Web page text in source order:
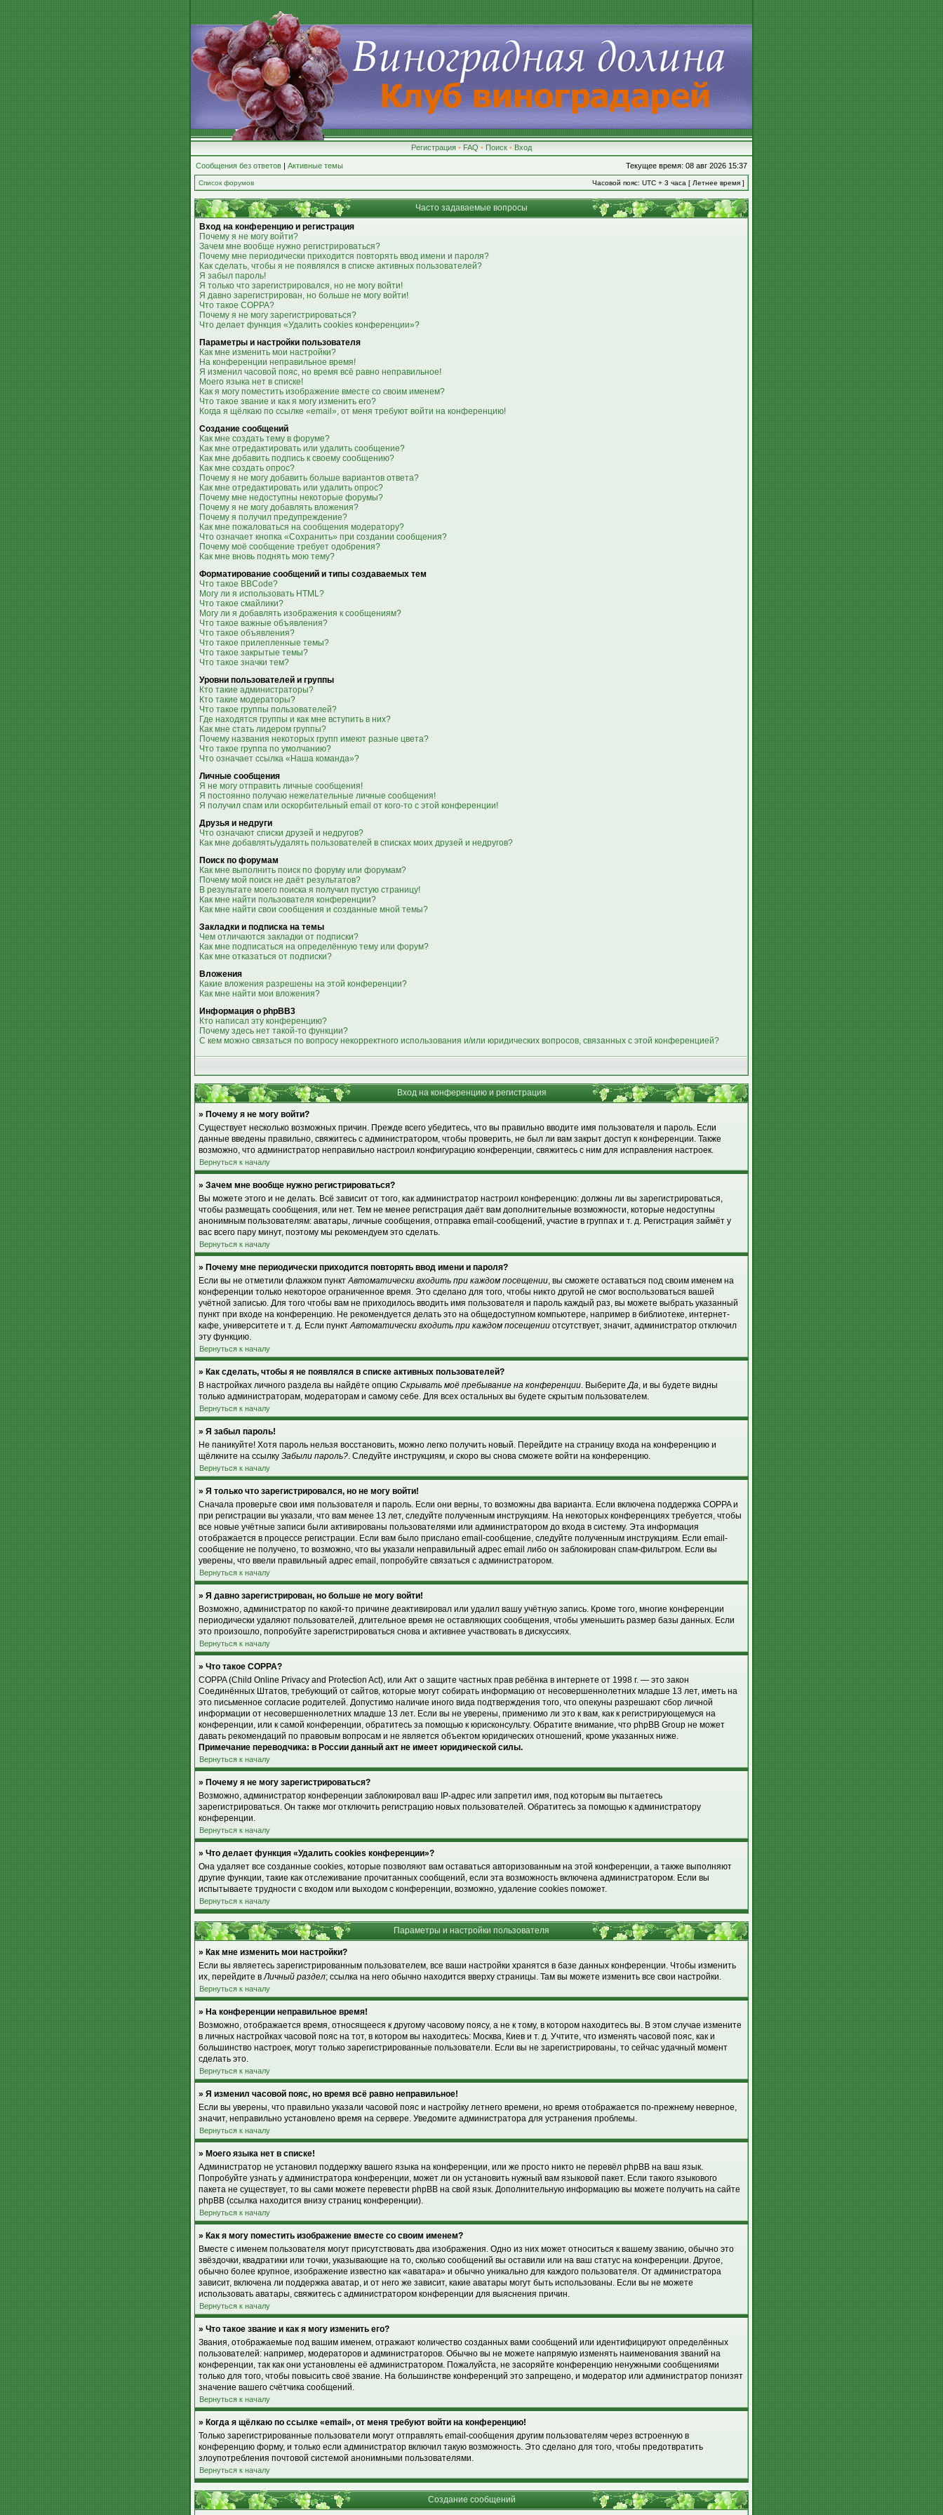
Регистрация • FAQ • Поиск • Вход
Сообщения без ответов | Активные темы Текущее время: 08 авг 2026 15:37
Список форумов Часовой пояс: UTC + 3 часа [ Летнее время ]
Часто задаваемые вопросы
Вход на конференцию и регистрация
Почему я не могу войти?
Зачем мне вообще нужно регистрироваться?
Почему мне периодически приходится повторять ввод имени и пароля?
Как сделать, чтобы я не появлялся в списке активных пользователей?
Я забыл пароль!
Я только что зарегистрировался, но не могу войти!
Я давно зарегистрирован, но больше не могу войти!
Что такое COPPA?
Почему я не могу зарегистрироваться?
Что делает функция «Удалить cookies конференции»?
Параметры и настройки пользователя
Как мне изменить мои настройки?
На конференции неправильное время!
Я изменил часовой пояс, но время всё равно неправильное!
Моего языка нет в списке!
Как я могу поместить изображение вместе со своим именем?
Что такое звание и как я могу изменить его?
Когда я щёлкаю по ссылке «email», от меня требуют войти на конференцию!
Создание сообщений
Как мне создать тему в форуме?
Как мне отредактировать или удалить сообщение?
Как мне добавить подпись к своему сообщению?
Как мне создать опрос?
Почему я не могу добавить больше вариантов ответа?
Как мне отредактировать или удалить опрос?
Почему мне недоступны некоторые форумы?
Почему я не могу добавлять вложения?
Почему я получил предупреждение?
Как мне пожаловаться на сообщения модератору?
Что означает кнопка «Сохранить» при создании сообщения?
Почему моё сообщение требует одобрения?
Как мне вновь поднять мою тему?
Форматирование сообщений и типы создаваемых тем
Что такое BBCode?
Могу ли я использовать HTML?
Что такое смайлики?
Могу ли я добавлять изображения к сообщениям?
Что такое важные объявления?
Что такое объявления?
Что такое прилепленные темы?
Что такое закрытые темы?
Что такое значки тем?
Уровни пользователей и группы
Кто такие администраторы?
Кто такие модераторы?
Что такое группы пользователей?
Где находятся группы и как мне вступить в них?
Как мне стать лидером группы?
Почему названия некоторых групп имеют разные цвета?
Что такое группа по умолчанию?
Что означает ссылка «Наша команда»?
Личные сообщения
Я не могу отправить личные сообщения!
Я постоянно получаю нежелательные личные сообщения!
Я получил спам или оскорбительный email от кого-то с этой конференции!
Друзья и недруги
Что означают списки друзей и недругов?
Как мне добавлять/удалять пользователей в списках моих друзей и недругов?
Поиск по форумам
Как мне выполнить поиск по форуму или форумам?
Почему мой поиск не даёт результатов?
В результате моего поиска я получил пустую страницу!
Как мне найти пользователя конференции?
Как мне найти свои сообщения и созданные мной темы?
Закладки и подписка на темы
Чем отличаются закладки от подписки?
Как мне подписаться на определённую тему или форум?
Как мне отказаться от подписки?
Вложения
Какие вложения разрешены на этой конференции?
Как мне найти мои вложения?
Информация о phpBB3
Кто написал эту конференцию?
Почему здесь нет такой-то функции?
С кем можно связаться по вопросу некорректного использования и/или юридических вопросов, связанных с этой конференцией?
Вход на конференцию и регистрация
» Почему я не могу войти?
Существует несколько возможных причин. Прежде всего убедитесь, что вы правильно вводите имя пользователя и пароль. Если
данные введены правильно, свяжитесь с администратором, чтобы проверить, не был ли вам закрыт доступ к конференции. Также
возможно, что администратор неправильно настроил конфигурацию конференции, свяжитесь с ним для исправления настроек.
Вернуться к началу
» Зачем мне вообще нужно регистрироваться?
Вы можете этого и не делать. Всё зависит от того, как администратор настроил конференцию: должны ли вы зарегистрироваться,
чтобы размещать сообщения, или нет. Тем не менее регистрация даёт вам дополнительные возможности, которые недоступны
анонимным пользователям: аватары, личные сообщения, отправка email-сообщений, участие в группах и т. д. Регистрация займёт у
вас всего пару минут, поэтому мы рекомендуем это сделать.
Вернуться к началу
» Почему мне периодически приходится повторять ввод имени и пароля?
Если вы не отметили флажком пунктАвтоматически входить при каждом посещении, вы сможете оставаться под своим именем на
конференции только некоторое ограниченное время. Это сделано для того, чтобы никто другой не смог воспользоваться вашей
учётной записью. Для того чтобы вам не приходилось вводить имя пользователя и пароль каждый раз, вы можете выбрать указанный
пункт при входе на конференцию. Не рекомендуется делать это на общедоступном компьютере, например в библиотеке, интернет-
кафе, университете и т. д. Если пунктАвтоматически входить при каждом посещении отсутствует, значит, администратор отключил
эту функцию.
Вернуться к началу
» Как сделать, чтобы я не появлялся в списке активных пользователей?
В настройках личного раздела вы найдёте опцию Скрывать моё пребывание на конференции. ВыберитеДа, и вы будете видны
только администраторам, модераторам и самому себе. Для всех остальных вы будете скрытым пользователем.
Вернуться к началу
» Я забыл пароль!
Не паникуйте! Хотя пароль нельзя восстановить, можно легко получить новый. Перейдите на страницу входа на конференцию и
щёлкните на ссылку Забыли пароль?. Следуйте инструкциям, и скоро вы снова сможете войти на конференцию.
Вернуться к началу
» Я только что зарегистрировался, но не могу войти!
Сначала проверьте свои имя пользователя и пароль. Если они верны, то возможны два варианта. Если включена поддержка COPPA и
при регистрации вы указали, что вам менее 13 лет, следуйте полученным инструкциям. На некоторых конференциях требуется, чтобы
все новые учётные записи были активированы пользователями или администратором до входа в систему. Эта информация
отображается в процессе регистрации. Если вам было прислано email-сообщение, следуйте полученным инструкциям. Если email-
сообщение не получено, то возможно, что вы указали неправильный адрес email либо он заблокирован спам-фильтром. Если вы
уверены, что ввели правильный адрес email, попробуйте связаться с администратором.
Вернуться к началу
» Я давно зарегистрирован, но больше не могу войти!
Возможно, администратор по какой-то причине деактивировал или удалил вашу учётную запись. Кроме того, многие конференции
периодически удаляют пользователей, длительное время не оставляющих сообщения, чтобы уменьшить размер базы данных. Если
это произошло, попробуйте зарегистрироваться снова и активнее участвовать в дискуссиях.
Вернуться к началу
» Что такое COPPA?
COPPA (Child Online Privacy and Protection Act), или Акт о защите частных прав ребёнка в интернете от 1998 г. — это закон
Соединённых Штатов, требующий от сайтов, которые могут собирать информацию от несовершеннолетних младше 13 лет, иметь на
это письменное согласие родителей. Допустимо наличие иного вида подтверждения того, что опекуны разрешают сбор личной
информации от несовершеннолетних младше 13 лет. Если вы не уверены, применимо ли это к вам, как к регистрирующемуся на
конференции, или к самой конференции, обратитесь за помощью к юрисконсульту. Обратите внимание, что phpBB Group не может
давать рекомендаций по правовым вопросам и не является объектом юридических отношений, кроме указанных ниже.
Примечание переводчика: в России данный акт не имеет юридической силы.
Вернуться к началу
» Почему я не могу зарегистрироваться?
Возможно, администратор конференции заблокировал ваш IP-адрес или запретил имя, под которым вы пытаетесь
зарегистрироваться. Он также мог отключить регистрацию новых пользователей. Обратитесь за помощью к администратору
конференции.
Вернуться к началу
» Что делает функция «Удалить cookies конференции»?
Она удаляет все созданные cookies, которые позволяют вам оставаться авторизованным на этой конференции, а также выполняют
другие функции, такие как отслеживание прочитанных сообщений, если эта возможность включена администратором. Если вы
испытываете трудности с входом или выходом с конференции, возможно, удаление cookies поможет.
Вернуться к началу
Параметры и настройки пользователя
» Как мне изменить мои настройки?
Если вы являетесь зарегистрированным пользователем, все ваши настройки хранятся в базе данных конференции. Чтобы изменить
их, перейдите вЛичный раздел; ссылка на него обычно находится вверху страницы. Там вы можете изменить все свои настройки.
Вернуться к началу
» На конференции неправильное время!
Возможно, отображается время, относящееся к другому часовому поясу, а не к тому, в котором находитесь вы. В этом случае измените
в личных настройках часовой пояс на тот, в котором вы находитесь: Москва, Киев и т. д. Учтите, что изменять часовой пояс, как и
большинство настроек, могут только зарегистрированные пользователи. Если вы не зарегистрированы, то сейчас удачный момент
сделать это.
Вернуться к началу
» Я изменил часовой пояс, но время всё равно неправильное!
Если вы уверены, что правильно указали часовой пояс и настройку летнего времени, но время отображается по-прежнему неверное,
значит, неправильно установлено время на сервере. Уведомите администратора для устранения проблемы.
Вернуться к началу
» Моего языка нет в списке!
Администратор не установил поддержку вашего языка на конференции, или же просто никто не перевёл phpBB на ваш язык.
Попробуйте узнать у администратора конференции, может ли он установить нужный вам языковой пакет. Если такого языкового
пакета не существует, то вы сами можете перевести phpBB на свой язык. Дополнительную информацию вы можете получить на сайте
phpBB (ссылка находится внизу страниц конференции).
Вернуться к началу
» Как я могу поместить изображение вместе со своим именем?
Вместе с именем пользователя могут присутствовать два изображения. Одно из них может относиться к вашему званию, обычно это
звёздочки, квадратики или точки, указывающие на то, сколько сообщений вы оставили или на ваш статус на конференции. Другое,
обычно более крупное, изображение известно как «аватара» и обычно уникально для каждого пользователя. От администратора
зависит, включена ли поддержка аватар, и от него же зависит, какие аватары могут быть использованы. Если вы не можете
использовать аватары, свяжитесь с администратором конференции для выяснения причин.
Вернуться к началу
» Что такое звание и как я могу изменить его?
Звания, отображаемые под вашим именем, отражают количество созданных вами сообщений или идентифицируют определённых
пользователей: например, модераторов и администраторов. Обычно вы не можете напрямую изменять наименования званий на
конференции, так как они установлены её администратором. Пожалуйста, не засоряйте конференцию ненужными сообщениями
только для того, чтобы повысить своё звание. На большинстве конференций это запрещено, и модератор или администратор понизят
значение вашего счётчика сообщений.
Вернуться к началу
» Когда я щёлкаю по ссылке «email», от меня требуют войти на конференцию!
Только зарегистрированные пользователи могут отправлять email-сообщения другим пользователям через встроенную в
конференцию форму, и только если администратор включил такую возможность. Это сделано для того, чтобы предотвратить
злоупотребления почтовой системой анонимными пользователями.
Вернуться к началу
Создание сообщений